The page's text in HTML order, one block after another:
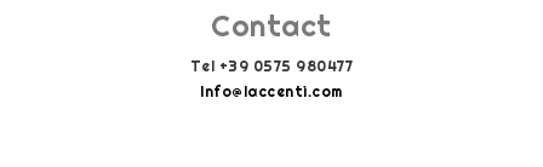
Contact
Tel +39 0575 980477
Info@laccenti.com